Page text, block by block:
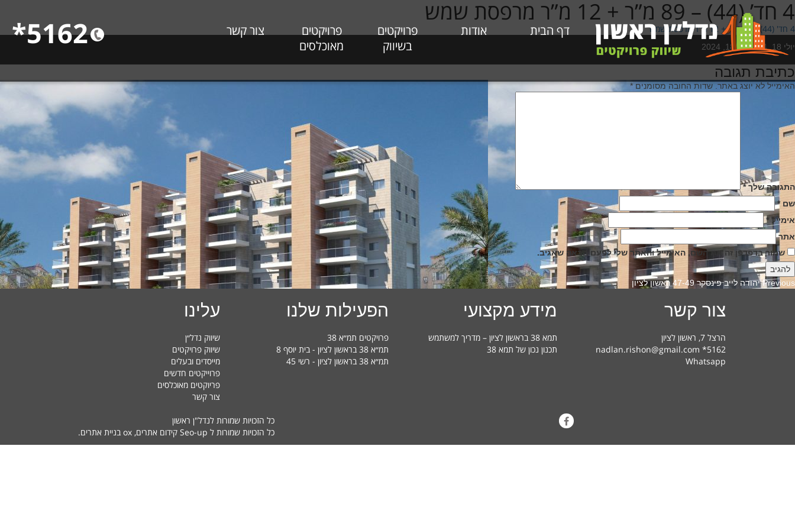
5162* דף הבית אודות
פרויקטים
בשיווק
פרויקטים
מאוכלסים
צור קשר
4 חד’ (44) – 89 מ”ר + 12 מ”ר מרפסת שמש
4 חד' (44) - 89 מ"ר + 12 מ"ר מרפסת שמש
Posted
on
יולי 18, 2024 יולי 18, 2024
כתיבת תגובה
האימייל לא יוצג באתר. שדות החובה מסומנים*
התגובה שלך*
שם*
אימייל *
אתר
שמור בדפדפן זה את השם, האימייל והאתר שלי לפעם הבאה שאגיב.
ניווט
Previous
Previous
יהודה לייב פינסקר 47-49 ראשון לציון
עלינו
שיווק נדל״ן
שיווק פרויקטים
מייסדים ובעלים
פרוייקטים חדשים
פריוקטים מאוכלסים
צור קשר
הפעילות שלנו
פרויקטים תמ״א 38
תמ״א 38 בראשון לציון - בית יוסף 8
תמ״א 38 בראשון לציון - רשי 45
מידע מקצועי
תמא 38 בראשון לציון – מדריך למשתמש
תכנון נכון של תמא 38
צור קשר
הרצל 7, ראשון לציון
nadlan.rishon@gmail.com *5162
Whatsapp
כל הזכויות שמורות לנדל"ן ראשון
כל הזכויות שמורות ל Seo-up
קידום אתרים, ox בניית אתרים.